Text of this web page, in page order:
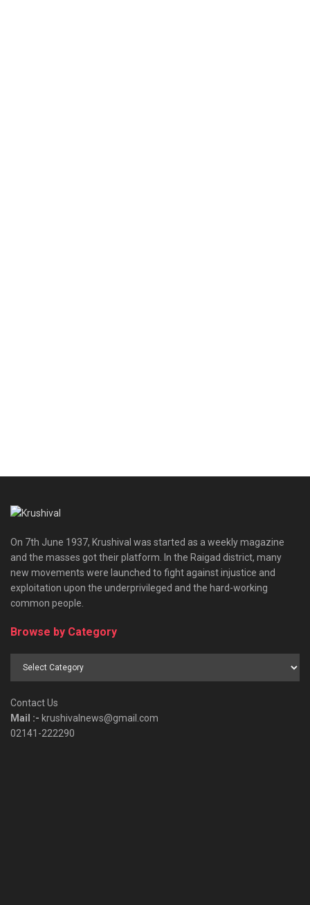
On 7th June 1937, Krushival was started as a weekly magazine
and the masses got their platform. In the Raigad district, many
new movements were launched to fight against injustice and
exploitation upon the underprivileged and the hard-working
common people.
Browse by Category
Contact Us
Mail :- krushivalnews@gmail.com
02141-222290